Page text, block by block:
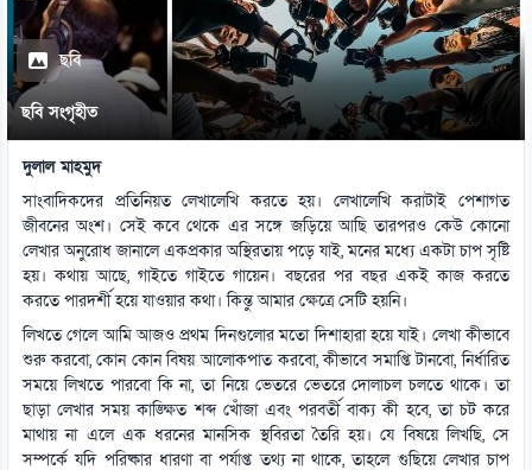
ছবি
ছবি সংগৃহীত
দুলাল মাহমুদ
সাংবাদিকদের প্রতিনিয়ত লেখালেখি করতে হয়। লেখালেখি করাটাই পেশাগত
জীবনের অংশ। সেই কবে থেকে এর সঙ্গে জড়িয়ে আছি তারপরও কেউ কোনো
লেখার অনুরোধ জানালে একপ্রকার অস্থিরতায় পড়ে যাই, মনের মধ্যে একটা চাপ সৃষ্টি
হয়। কথায় আছে, গাইতে গাইতে গায়েন। বছরের পর বছর একই কাজ করতে
করতে পারদর্শী হয়ে যাওয়ার কথা। কিন্তু আমার ক্ষেত্রে সেটি হয়নি।
লিখতে গেলে আমি আজও প্রথম দিনগুলোর মতো দিশাহারা হয়ে যাই। লেখা কীভাবে
শুরু করবো, কোন কোন বিষয় আলোকপাত করবো, কীভাবে সমাপ্তি টানবো, নির্ধারিত
সময়ে লিখতে পারবো কি না, তা নিয়ে ভেতরে ভেতরে দোলাচল চলতে থাকে। তা
ছাড়া লেখার সময় কাঙ্ক্ষিত শব্দ খোঁজা এবং পরবর্তী বাক্য কী হবে, তা চট করে
মাথায় না এলে এক ধরনের মানসিক স্থবিরতা তৈরি হয়। যে বিষয়ে লিখছি, সে
সম্পর্কে যদি পরিষ্কার ধারণা বা পর্যাপ্ত তথ্য না থাকে, তাহলে গুছিয়ে লেখার চাপ